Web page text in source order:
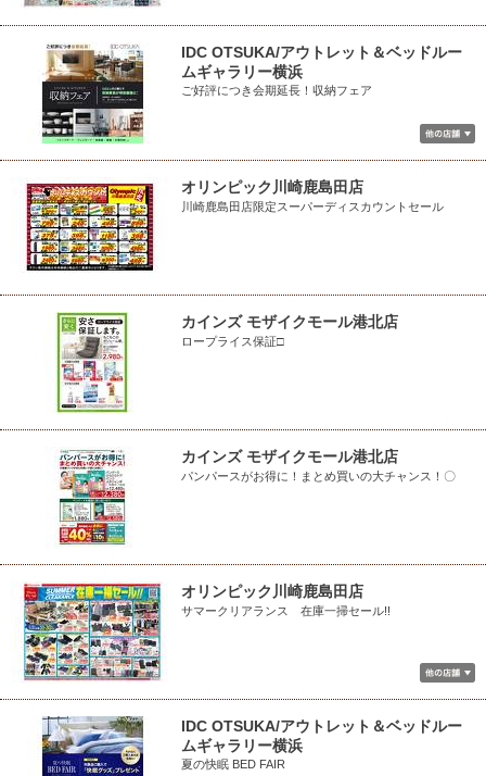
IDC OTSUKA/アウトレット＆ベッドルー
ムギャラリー横浜
ご好評につき会期延長！収納フェア
オリンピック川崎鹿島田店
川崎鹿島田店限定スーパーディスカウントセール
カインズ モザイクモール港北店
ロープライス保証□
カインズ モザイクモール港北店
パンパースがお得に！まとめ買いの大チャンス！〇
オリンピック川崎鹿島田店
サマークリアランス 在庫一掃セール!!
IDC OTSUKA/アウトレット＆ベッドルー
ムギャラリー横浜
夏の快眠 BED FAIR